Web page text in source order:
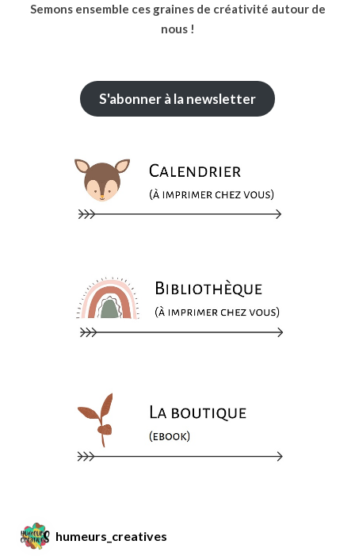
Semons ensemble ces graines de créativité autour de
nous !
S'abonner à la newsletter
humeurs_creatives